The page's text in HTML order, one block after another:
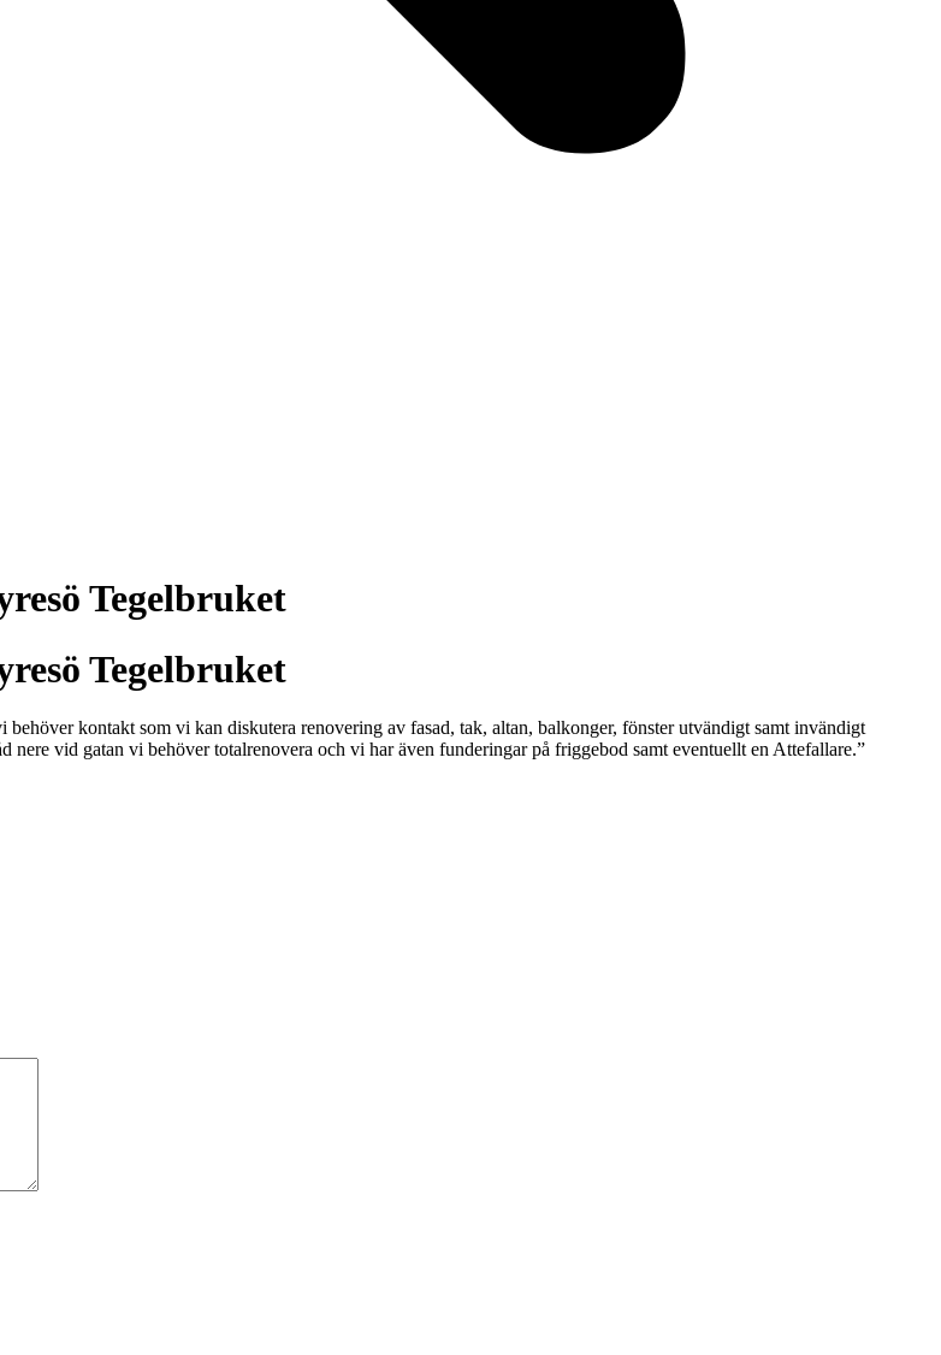
Tegelbruket
Tegelbruket
kontakt som vi kan diskutera renovering av fasad, tak, altan, balkonger, fönster utvändigt samt invändigt
vid gatan vi behöver totalrenovera och vi har även funderingar på friggebod samt eventuellt en Attefallare.”